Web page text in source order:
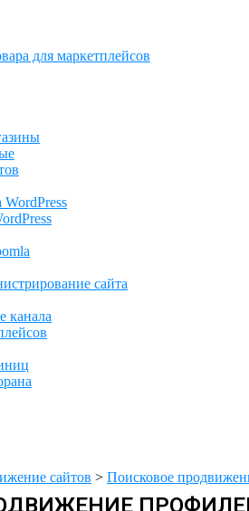
для маркетплейсов
WordPress
сайта
канала
сайтов > Поисковое